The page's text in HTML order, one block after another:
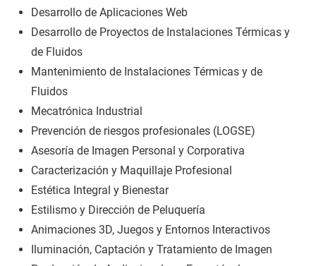
Desarrollo de Aplicaciones Web
Desarrollo de Proyectos de Instalaciones Térmicas y
de Fluidos
Mantenimiento de Instalaciones Térmicas y de
Fluidos
Mecatrónica Industrial
Prevención de riesgos profesionales (LOGSE)
Asesoría de Imagen Personal y Corporativa
Caracterización y Maquillaje Profesional
Estética Integral y Bienestar
Estilismo y Dirección de Peluquería
Animaciones 3D, Juegos y Entornos Interactivos
Iluminación, Captación y Tratamiento de Imagen